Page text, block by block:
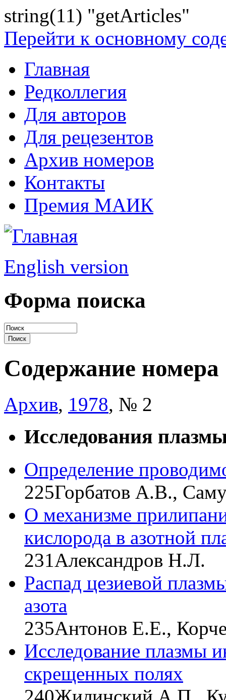
string(11) "getArticles"
Перейти к основному
Главная
Редколлегия
Для авторов
Для рецезентов
Архив номеров
Контакты
Премия МАИК
English version
Форма поиска
Содержание номера
Архив, 1978, № 2
Исследования
Определение
225Горбатов А.В.,
О механизме
кислорода в азотной
231Александров Н.Л.
Распад цезиевой
азота
235Антонов Е.Е.,
Исследование плазмы
скрещенных полях